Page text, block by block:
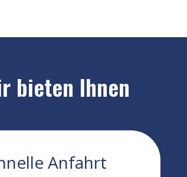
bieten Ihnen
Anfahrt